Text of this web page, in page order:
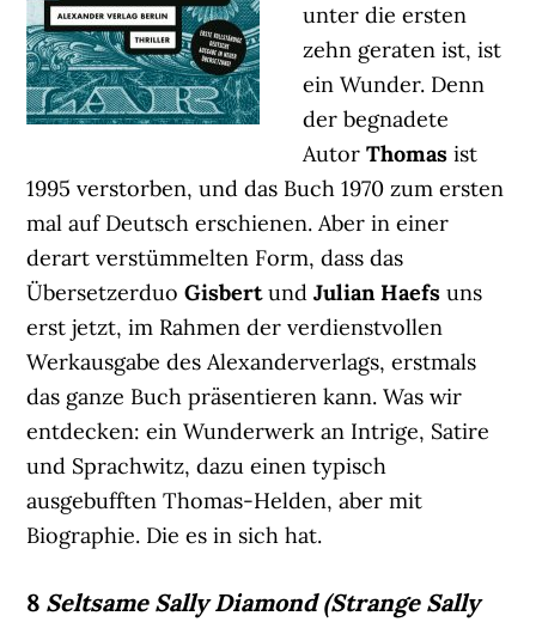
unter die ersten
zehn geraten ist, ist
ein Wunder. Denn
der begnadete
AutorThomas ist
1995 verstorben, und das Buch 1970 zum ersten
mal auf Deutsch erschienen. Aber in einer
derart verstümmelten Form, dass das
ÜbersetzerduoGisbertundJulian Haefs uns
erst jetzt, im Rahmen der verdienstvollen
Werkausgabe des Alexanderverlags, erstmals
das ganze Buch präsentieren kann. Was wir
entdecken: ein Wunderwerk an Intrige, Satire
und Sprachwitz, dazu einen typisch
ausgebufften Thomas-Helden, aber mit
Biographie. Die es in sich hat.
8 Seltsame Sally Diamond (Strange Sally